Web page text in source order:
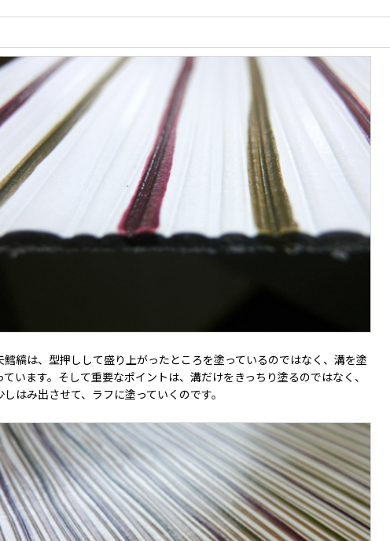
鱈縞は、型押しして盛り上がったところを塗っているのではなく、溝を塗
ています。そして重要なポイントは、溝だけをきっちり塗るのではなく、
しはみ出させて、ラフに塗っていくのです。